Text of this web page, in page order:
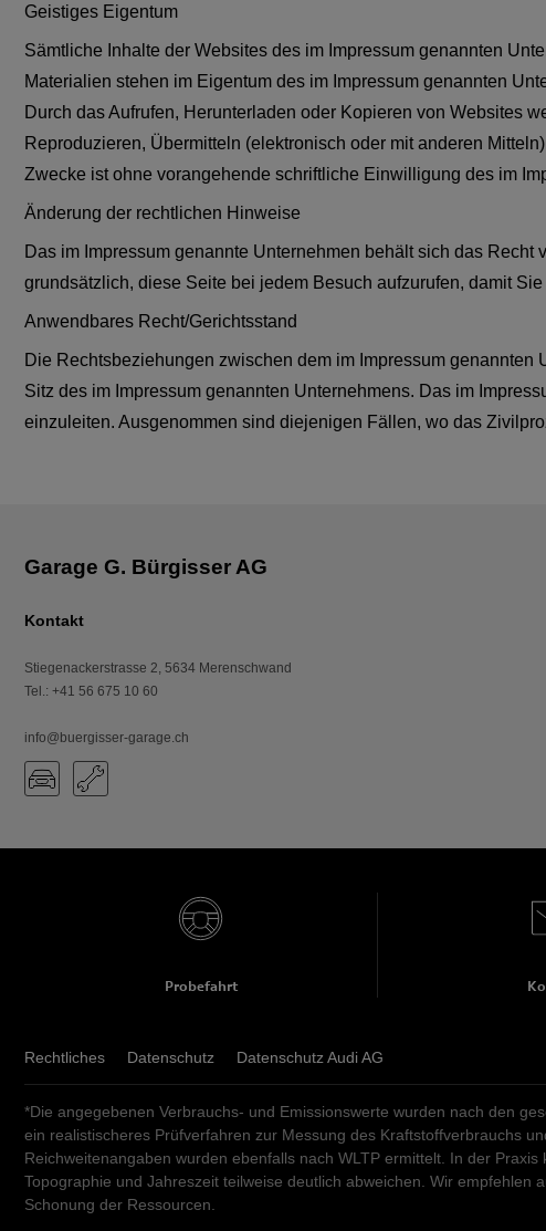
Geistiges Eigentum
Sämtliche Inhalte der Websites des im Impressum genannten
Materialien stehen im Eigentum des im Impressum genannten
Durch das Aufrufen, Herunterladen oder Kopieren von Websites
Reproduzieren, Übermitteln (elektronisch oder mit anderen
Zwecke ist ohne vorangehende schriftliche Einwilligung des im
Änderung der rechtlichen Hinweise
Das im Impressum genannte Unternehmen behält sich das
grundsätzlich, diese Seite bei jedem Besuch aufzurufen, damit
Anwendbares Recht/Gerichtsstand
Die Rechtsbeziehungen zwischen dem im Impressum
Sitz des im Impressum genannten Unternehmens. Das im
einzuleiten. Ausgenommen sind diejenigen Fällen, wo das
Kontakt
Stiegenackerstrasse 2, 5634 Merenschwand
Tel.: +41 56 675 10 60
info@buergisser-garage.ch
Probefahrt
Rechtliches Datenschutz Datenschutz Audi AG
*Die angegebenen Verbrauchs- und Emissionswerte wurden nach den
ein realistischeres Prüfverfahren zur Messung des Kraftstoffverbrauchs
Reichweitenangaben wurden ebenfalls nach WLTP ermittelt. In der
Topographie und Jahreszeit teilweise deutlich abweichen. Wir
Schonung der Ressourcen.